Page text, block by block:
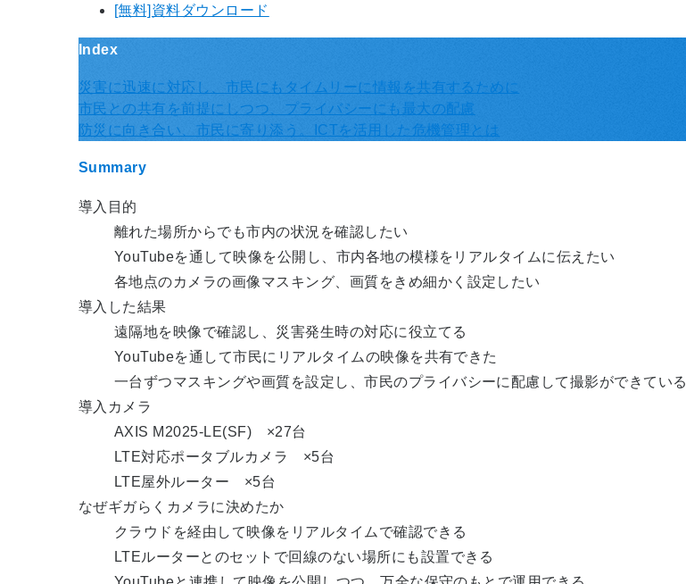
[無料]資料ダウンロード
Index
災害に迅速に対応し、市民にもタイムリーに情報を共有するために
市民との共有を前提にしつつ、プライバシーにも最大の配慮
防災に向き合い、市民に寄り添う。ICTを活用した危機管理とは
Summary
導入目的
離れた場所からでも市内の状況を確認したい
YouTubeを通して映像を公開し、市内各地の模様をリアルタイムに伝えたい
各地点のカメラの画像マスキング、画質をきめ細かく設定したい
導入した結果
遠隔地を映像で確認し、災害発生時の対応に役立てる
YouTubeを通して市民にリアルタイムの映像を共有できた
一台ずつマスキングや画質を設定し、市民のプライバシーに配慮して撮影ができている
導入カメラ
AXIS M2025-LE(SF) ×27台
LTE対応ポータブルカメラ ×5台
LTE屋外ルーター ×5台
なぜギガらくカメラに決めたか
クラウドを経由して映像をリアルタイムで確認できる
LTEルーターとのセットで回線のない場所にも設置できる